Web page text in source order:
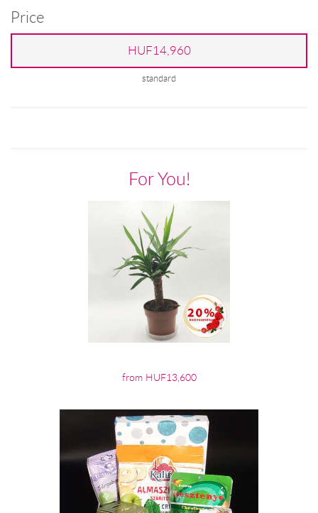
Price
HUF14,960
standard
For You!
from HUF13,600